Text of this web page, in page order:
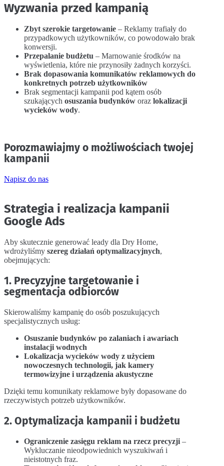
Wyzwania przed kampanią
Zbyt szerokie targetowanie – Reklamy trafiały do
przypadkowych użytkowników, co powodowało brak
konwersji.
Przepalanie budżetu – Marnowanie środków na
wyświetlenia, które nie przynosiły żadnych korzyści.
Brak dopasowania komunikatów reklamowych do
konkretnych potrzeb użytkowników
Brak segmentacji kampanii pod kątem osób
szukających osuszania budynków oraz lokalizacji
wycieków wody.
Porozmawiajmy o możliwościach twojej
kampanii
Napisz do nas
Strategia i realizacja kampanii
Google Ads
Aby skutecznie generować leady dla Dry Home,
wdrożyliśmy szereg działań optymalizacyjnych,
obejmujących:
1. Precyzyjne targetowanie i
segmentacja odbiorców
Skierowaliśmy kampanię do osób poszukujących
specjalistycznych usług:
Osuszanie budynków po zalaniach i awariach
instalacji wodnych
Lokalizacja wycieków wody z użyciem
nowoczesnych technologii, jak kamery
termowizyjne i urządzenia akustyczne
Dzięki temu komunikaty reklamowe były dopasowane do
rzeczywistych potrzeb użytkowników.
2. Optymalizacja kampanii i budżetu
Ograniczenie zasięgu reklam na rzecz precyzji –
Wykluczanie nieodpowiednich wyszukiwań i
nieistotnych fraz.